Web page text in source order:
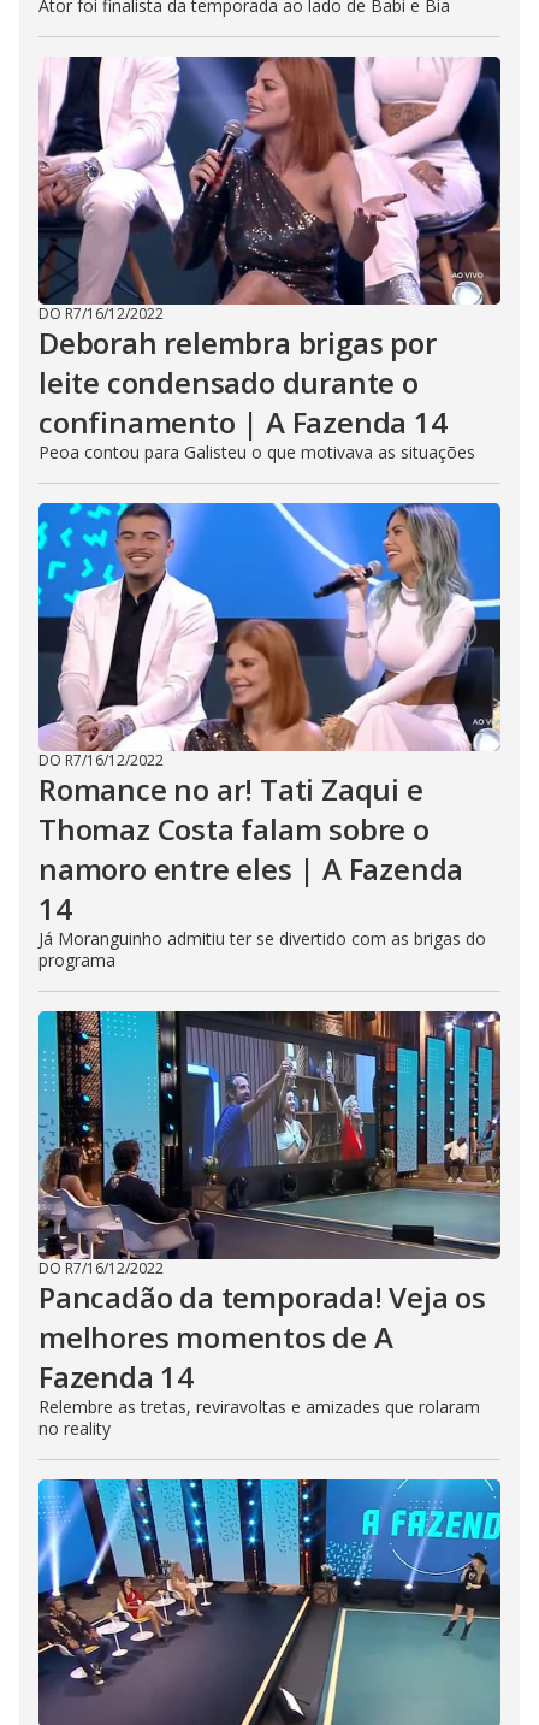
Ator foi finalista da temporada ao lado de Babi e Bia
DO R7/16/12/2022
Deborah relembra brigas por
leite condensado durante o
confinamento | A Fazenda 14
Peoa contou para Galisteu o que motivava as situações
DO R7/16/12/2022
Romance no ar! Tati Zaqui e
Thomaz Costa falam sobre o
namoro entre eles | A Fazenda
14
Já Moranguinho admitiu ter se divertido com as brigas do
programa
DO R7/16/12/2022
Pancadão da temporada! Veja os
melhores momentos de A
Fazenda 14
Relembre as tretas, reviravoltas e amizades que rolaram
no reality